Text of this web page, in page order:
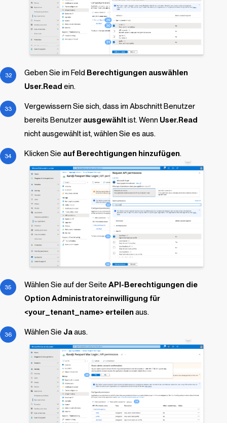
Geben Sie im Feld Berechtigungen auswählen
User.Read ein.
Vergewissern Sie sich, dass im Abschnitt Benutzer
bereits Benutzer ausgewähltist. Wenn User.Read
nicht ausgewählt ist, wählen Sie es aus.
Klicken Sie auf Berechtigungen hinzufügen.
Wählen Sie auf der Seite API-Berechtigungen die
Option Administratoreinwilligung für
<your_tenant_name> erteilenaus.
Wählen Sie Jaaus.